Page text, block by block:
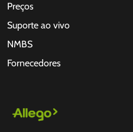
Preços
Suporte ao vivo
NMBS
Fornecedores